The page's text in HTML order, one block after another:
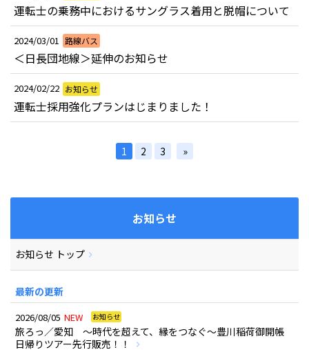
運転士の乗務中におけるサングラス着用と脱帽について
2024/03/01 路線バス
＜日長団地線＞延伸のお知らせ
2024/02/22 お知らせ
運転士採用強化プランはじまりました！
1 2 3 »
お知らせ
お知らせ トップ
最新の更新
2026/08/05 NEW お知らせ
旅ろっ／愛知 ～時代を超えて、縁をつなぐ～豊川稲荷御開帳
日帰りツアー先行販売！！